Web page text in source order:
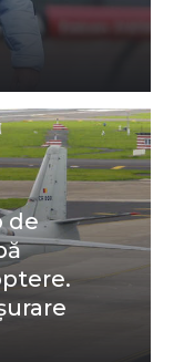
de